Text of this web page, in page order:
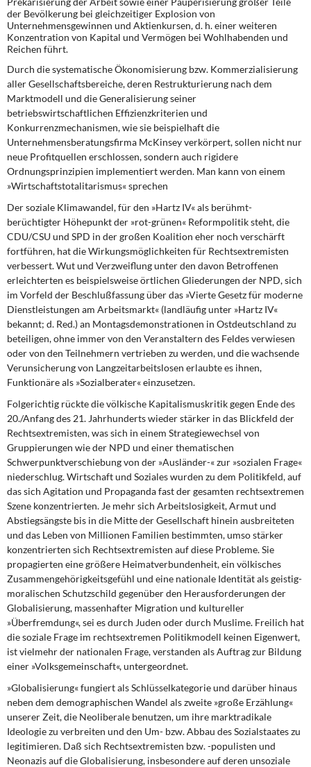
der Bevölkerung bei gleichzeitiger Explosion von
Unternehmensgewinnen und Aktienkursen, d. h. einer weiteren
Konzentration von Kapital und Vermögen bei Wohlhabenden und
Reichen führt.
Durch die systematische Ökonomisierung bzw. Kommerzialisierung
aller Gesellschaftsbereiche, deren Restrukturierung nach dem
Marktmodell und die Generalisierung seiner
betriebswirtschaftlichen Effizienzkriterien und
Konkurrenzmechanismen, wie sie beispielhaft die
Unternehmensberatungsfirma McKinsey verkörpert, sollen nicht nur
neue Profitquellen erschlossen, sondern auch rigidere
Ordnungsprinzipien implementiert werden. Man kann von einem
»Wirtschaftstotalitarismus« sprechen
Der soziale Klimawandel, für den »Hartz IV« als berühmt-
berüchtigter Höhepunkt der »rot-grünen« Reformpolitik steht, die
CDU/CSU und SPD in der großen Koalition eher noch verschärft
fortführen, hat die Wirkungsmöglichkeiten für Rechtsextremisten
verbessert. Wut und Verzweiflung unter den davon Betroffenen
erleichterten es beispielsweise örtlichen Gliederungen der NPD, sich
im Vorfeld der Beschlußfassung über das »Vierte Gesetz für moderne
Dienstleistungen am Arbeitsmarkt« (landläufig unter »Hartz IV«
bekannt; d. Red.) an Montagsdemonstrationen in Ostdeutschland zu
beteiligen, ohne immer von den Veranstaltern des Feldes verwiesen
oder von den Teilnehmern vertrieben zu werden, und die wachsende
Verunsicherung von Langzeitarbeitslosen erlaubte es ihnen,
Funktionäre als »Sozialberater« einzusetzen.
Folgerichtig rückte die völkische Kapitalismuskritik gegen Ende des
20./Anfang des 21. Jahrhunderts wieder stärker in das Blickfeld der
Rechtsextremisten, was sich in einem Strategiewechsel von
Gruppierungen wie der NPD und einer thematischen
Schwerpunktverschiebung von der »Ausländer-« zur »sozialen Frage«
niederschlug. Wirtschaft und Soziales wurden zu dem Politikfeld, auf
das sich Agitation und Propaganda fast der gesamten rechtsextremen
Szene konzentrierten. Je mehr sich Arbeitslosigkeit, Armut und
Abstiegsängste bis in die Mitte der Gesellschaft hinein ausbreiteten
und das Leben von Millionen Familien bestimmten, umso stärker
konzentrierten sich Rechtsextremisten auf diese Probleme. Sie
propagierten eine größere Heimatverbundenheit, ein völkisches
Zusammengehörigkeitsgefühl und eine nationale Identität als geistig-
moralischen Schutzschild gegenüber den Herausforderungen der
Globalisierung, massenhafter Migration und kultureller
»Überfremdung«, sei es durch Juden oder durch Muslime. Freilich hat
die soziale Frage im rechtsextremen Politikmodell keinen Eigenwert,
ist vielmehr der nationalen Frage, verstanden als Auftrag zur Bildung
einer »Volksgemeinschaft«, untergeordnet.
»Globalisierung« fungiert als Schlüsselkategorie und darüber hinaus
neben dem demographischen Wandel als zweite »große Erzählung«
unserer Zeit, die Neoliberale benutzen, um ihre marktradikale
Ideologie zu verbreiten und den Um- bzw. Abbau des Sozialstaates zu
legitimieren. Daß sich Rechtsextremisten bzw. -populisten und
Neonazis auf die Globalisierung, insbesondere auf deren unsoziale